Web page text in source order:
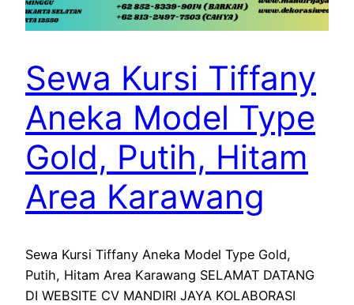
Sewa Kursi Tiffany
Aneka Model Type
Gold, Putih, Hitam
Area Karawang
Sewa Kursi Tiffany Aneka Model Type Gold,
Putih, Hitam Area Karawang SELAMAT DATANG
DI WEBSITE CV MANDIRI JAYA KOLABORASI